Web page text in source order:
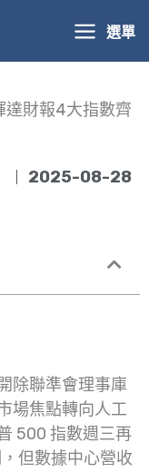
選單
財報4大指數齊
2025-08-28
除聯準會理事庫
場焦點轉向人工
500 指數週三再
但數據中心營收